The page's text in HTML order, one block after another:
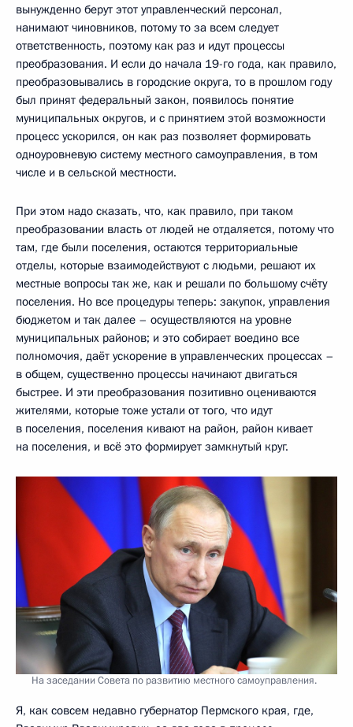
вынужденно берут этот управленческий персонал,
нанимают чиновников, потому то за всем следует
ответственность, поэтому как раз и идут процессы
преобразования. И если до начала 19-го года, как правило,
преобразовывались в городские округа, то в прошлом году
был принят федеральный закон, появилось понятие
муниципальных округов, и с принятием этой возможности
процесс ускорился, он как раз позволяет формировать
одноуровневую систему местного самоуправления, в том
числе и в сельской местности.
При этом надо сказать, что, как правило, при таком
преобразовании власть от людей не отдаляется, потому что
там, где были поселения, остаются территориальные
отделы, которые взаимодействуют с людьми, решают их
местные вопросы так же, как и решали по большому счёту
поселения. Но все процедуры теперь: закупок, управления
бюджетом и так далее – осуществляются на уровне
муниципальных районов; и это собирает воедино все
полномочия, даёт ускорение в управленческих процессах –
в общем, существенно процессы начинают двигаться
быстрее. И эти преобразования позитивно оцениваются
жителями, которые тоже устали от того, что идут
в поселения, поселения кивают на район, район кивает
на поселения, и всё это формирует замкнутый круг.
На заседании Совета по развитию местного самоуправления.
Я, как совсем недавно губернатор Пермского края, где,